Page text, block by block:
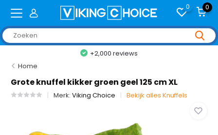
0 0
+2,000 reviews
Home
Grote knuffel kikker groen geel 125 cm XL
Merk:Viking Choice Bekijk alles Knuffels